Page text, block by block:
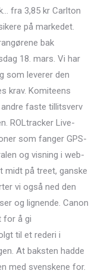
fra 3,85 kr Carlton
på markedet.
bak
18. mars. Vi har
som leverer den
krav. Komiteens
faste tillitsverv
ROLtracker Live-
som fanger GPS-
og visning i web-
midt på treet, ganske
vi også ned den
og lignende. Canon
for å gi
til et rederi i
At baksten hadde
med svenskene for.